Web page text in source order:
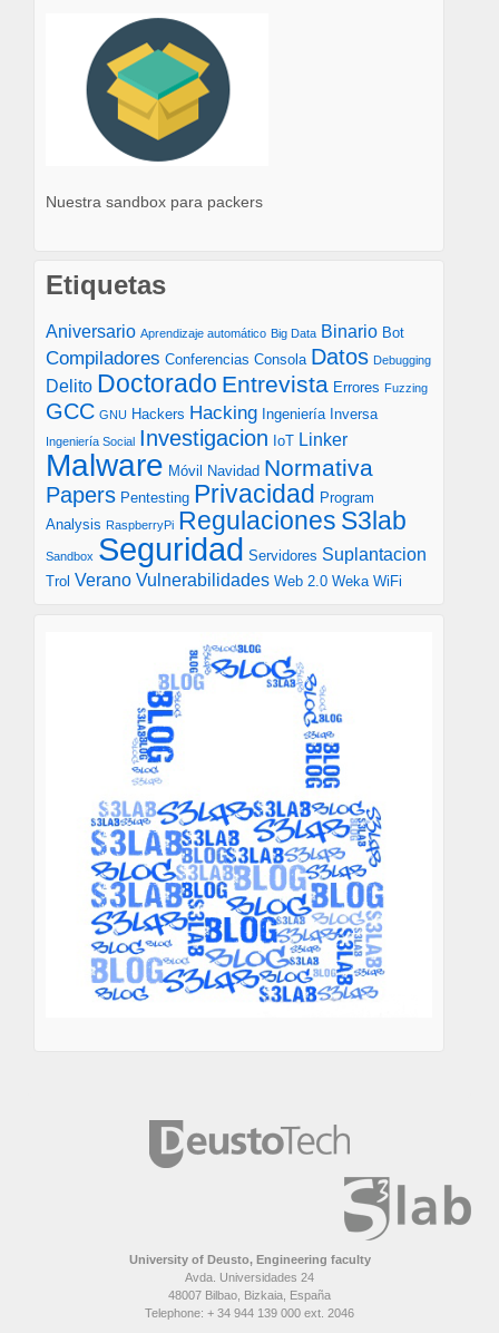
Nuestra sandbox para packers
Etiquetas
Aniversario Aprendizaje automático Big Data Binario Bot
Compiladores Conferencias Consola Datos Debugging
Delito Doctorado Entrevista Errores Fuzzing
GCC GNU Hackers Hacking Ingeniería Inversa
Ingeniería Social Investigacion IoT Linker
Malware Móvil Navidad Normativa
Papers Pentesting Privacidad Program
Analysis RaspberryPi Regulaciones S3lab
Sandbox Seguridad Servidores Suplantacion
Trol Verano Vulnerabilidades Web 2.0 Weka WiFi
University of Deusto, Engineering faculty
Avda. Universidades 24
48007 Bilbao, Bizkaia, España
Telephone: + 34 944 139 000 ext. 2046